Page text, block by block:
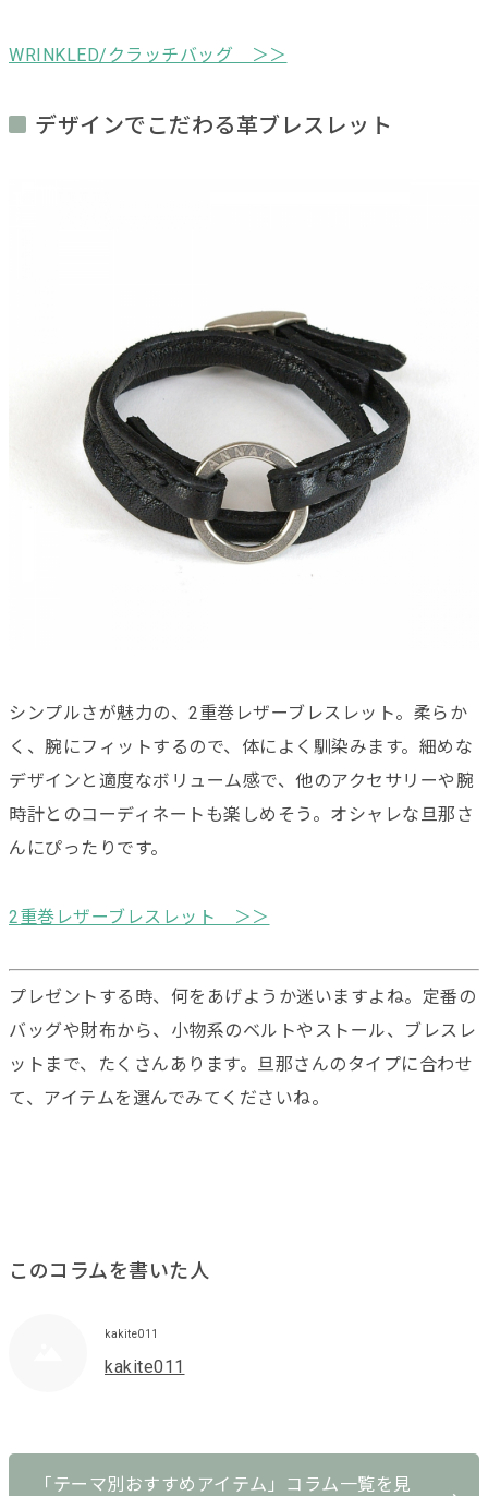
WRINKLED/クラッチバッグ ＞＞
デザインでこだわる革ブレスレット
シンプルさが魅力の、2重巻レザーブレスレット。柔らか
く、腕にフィットするので、体によく馴染みます。細めな
デザインと適度なボリューム感で、他のアクセサリーや腕
時計とのコーディネートも楽しめそう。オシャレな旦那さ
んにぴったりです。
2重巻レザーブレスレット ＞＞
プレゼントする時、何をあげようか迷いますよね。定番の
バッグや財布から、小物系のベルトやストール、ブレスレ
ットまで、たくさんあります。旦那さんのタイプに合わせ
て、アイテムを選んでみてくださいね。
このコラムを書いた人
kakite011
kakite011
「テーマ別おすすめアイテム」コラム一覧を見